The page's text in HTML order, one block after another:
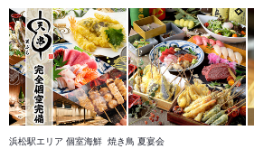
浜松駅エリア 個室海鮮 焼き鳥 夏宴会